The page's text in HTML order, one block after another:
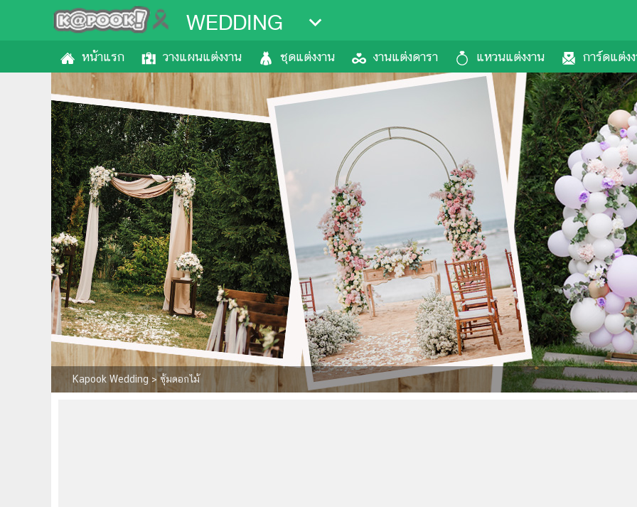
WEDDING
หน้าแรก วางแผนแต่งงาน ชุดแต่งงาน งานแต่งดารา แหวนแต่งงาน การ์ดแต่ง
Kapook Wedding >ซุ้มดอกไม้